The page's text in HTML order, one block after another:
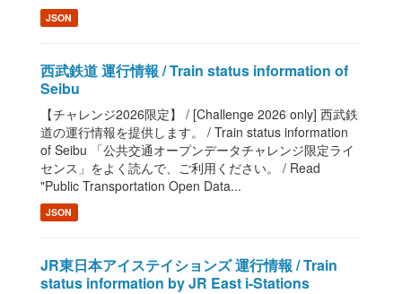
JSON
西武鉄道 運行情報 / Train status information of
Seibu
【チャレンジ2026限定】 / [Challenge 2026 only] 西武鉄
道の運行情報を提供します。 / Train status information
of Seibu 「公共交通オープンデータチャレンジ限定ライ
センス」をよく読んで、ご利用ください。 / Read
"Public Transportation Open Data...
JSON
JR東日本アイステイションズ 運行情報 / Train
status information by JR East i-Stations